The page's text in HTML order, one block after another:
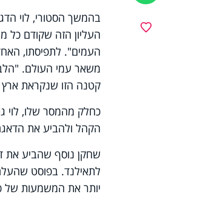
בהמשך הסטורי, לוי
העליון הזה שקודם כל
העמים". לתפיסתו,
משאר עמי העולם.
קטנה הזו שנקראת
כחלק מהמסר שלו, לוי
הקהל ולהביע את
שחקן נוסף שהביע את
יותר את המשמעות של